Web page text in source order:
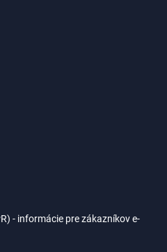
- informácie pre zákazníkov e-